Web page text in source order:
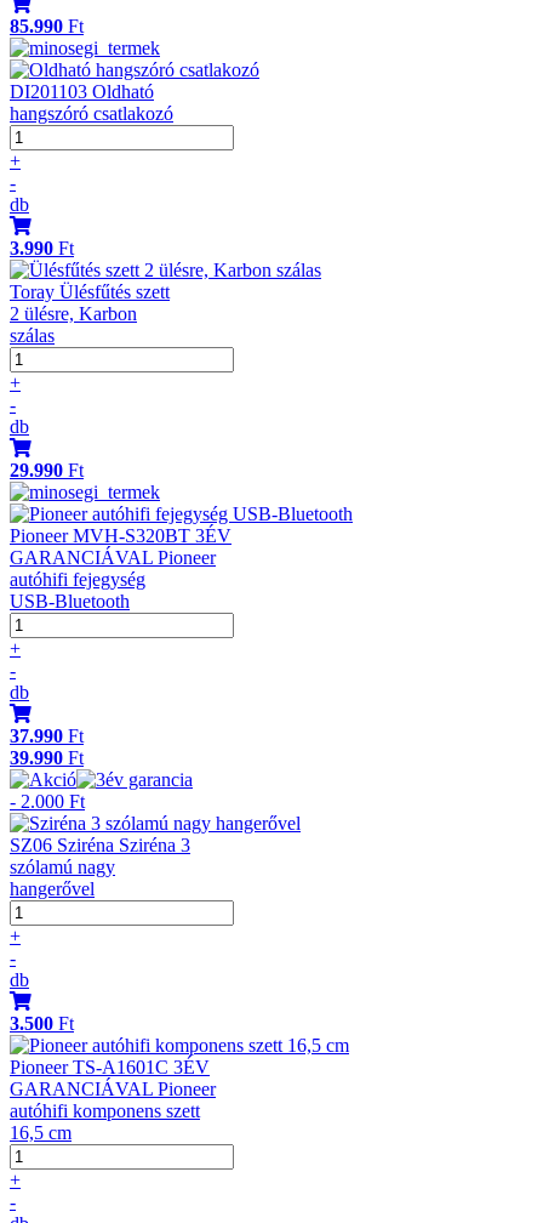
85.990 Ft
DI201103 Oldható
hangszóró csatlakozó
+
-
db
3.990 Ft
Toray Ülésfűtés szett
2 ülésre, Karbon
szálas
+
-
db
29.990 Ft
Pioneer MVH-S320BT 3ÉV
GARANCIÁVAL Pioneer
autóhifi fejegység
USB-Bluetooth
+
-
db
37.990 Ft
39.990 Ft
- 2.000 Ft
SZ06 Sziréna Sziréna 3
szólamú nagy
hangerővel
+
-
db
3.500 Ft
Pioneer TS-A1601C 3ÉV
GARANCIÁVAL Pioneer
autóhifi komponens szett
16,5 cm
+
-